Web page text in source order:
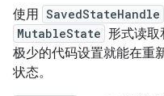
使用 SavedStateHandle
MutableState 形式读取
极少的代码设置就能在重
状态。